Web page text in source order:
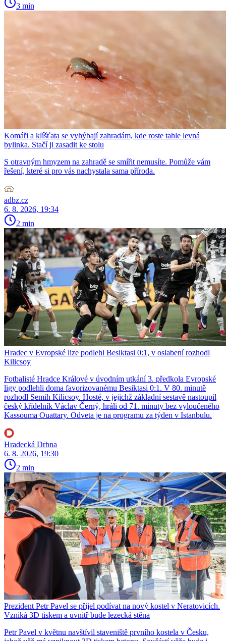
3 min
Komáři a klíšťata se vyhýbají zahradám, kde roste tahle levná
bylinka. Stačí ji zasadit ke stolu
S otravným hmyzem na zahradě se smířit nemusíte. Pomůže vám
řešení, které si pro vás nachystala sama příroda.
adbz.cz
6. 8. 2026, 19:34
2 min
Hradec v Evropské lize podlehl Besiktasi 0:1, v oslabení rozhodl
Kilicsoy
Fotbalisté Hradce Králové v úvodním utkání 3. předkola Evropské
ligy podlehli doma favorizovanému Besiktasi 0:1. V 80. minutě
rozhodl Semih Kilicsoy. Hosté, v jejichž základní sestavě nastoupil
český křídelník Václav Černý, hráli od 71. minuty bez vyloučeného
Kassouma Ouattary. Odveta je na programu za týden v Istanbulu.
Hradecká Drbna
6. 8. 2026, 19:30
2 min
Prezident Petr Pavel se přijel podívat na nový kostel v Neratovicích.
Vzniká 3D tiskem a uvnitř bude lezecká stěna
Petr Pavel v květnu navštívil staveniště prvního kostela v Česku,